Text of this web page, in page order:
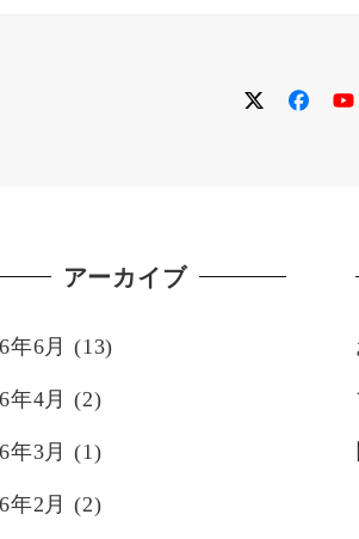
twitter
アーカイブ
年6月 (13)
年4月 (2)
年3月 (1)
年2月 (2)